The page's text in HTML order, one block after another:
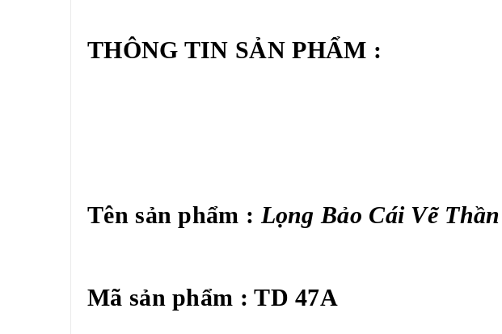
THÔNG TIN SẢN PHẨM :
Tên sản phẩm : Lọng Bảo Cái Vẽ
Mã sản phẩm : TD 47A